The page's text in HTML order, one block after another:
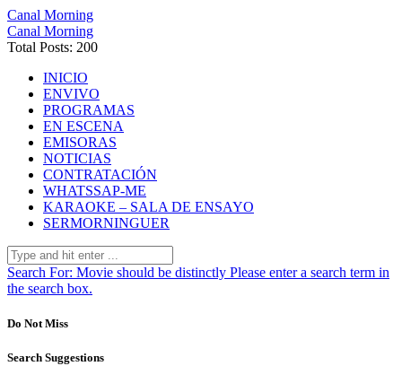
Canal Morning
Canal Morning
Total Posts: 200
INICIO
ENVIVO
PROGRAMAS
EN ESCENA
EMISORAS
NOTICIAS
CONTRATACIÓN
WHATSSAP-ME
KARAOKE – SALA DE ENSAYO
SERMORNINGUER
Search For: Movie should be distinctly Please enter a search term in
the search box.
Do Not Miss
Search Suggestions